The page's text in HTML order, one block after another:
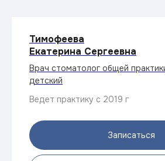
Тимофеева
Екатерина Сергеевна
Врач стоматолог общей
детский
Ведет практику с 2019 г
Записаться